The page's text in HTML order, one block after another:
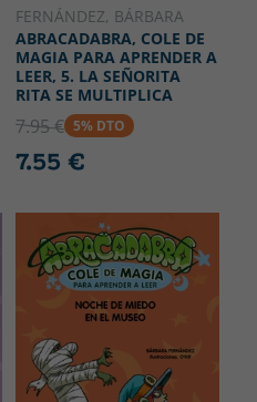
FERNÁNDEZ, BÁRBARA
ABRACADABRA, COLE DE
MAGIA PARA APRENDER A
LEER, 5. LA SEÑORITA
RITA SE MULTIPLICA
7.95 € 5% DTO
7.55 €